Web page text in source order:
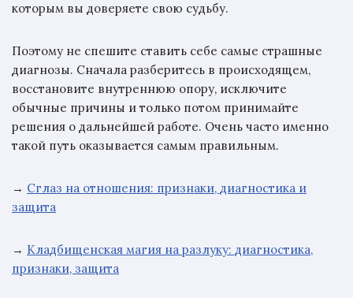
которым вы доверяете свою судьбу.
Поэтому не спешите ставить себе самые страшные
диагнозы. Сначала разберитесь в происходящем,
восстановите внутреннюю опору, исключите
обычные причины и только потом принимайте
решения о дальнейшей работе. Очень часто именно
такой путь оказывается самым правильным.
→ Сглаз на отношения: признаки, диагностика и
защита
→ Кладбищенская магия на разлуку: диагностика,
признаки, защита